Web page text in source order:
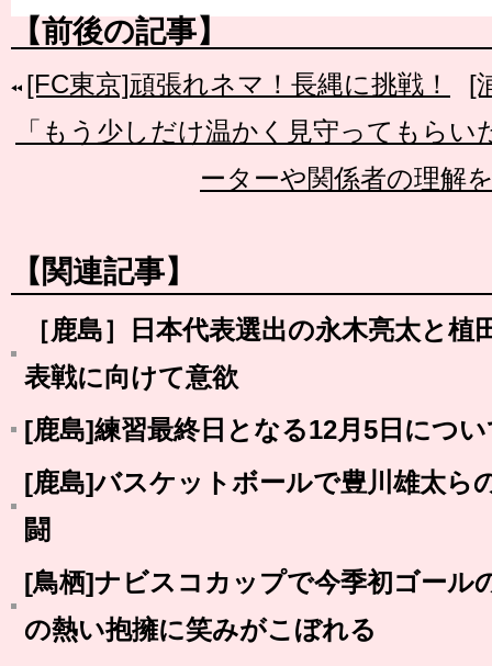
【前後の記事】
[FC東京]頑張れネマ！長縄に挑戦！
[
「もう少しだけ温かく見守ってもら
ーターや関係者の理解
【関連記事】
［鹿島］日本代表選出の永木亮太と
表戦に向けて意欲
[鹿島]練習最終日となる12月5日につ
[鹿島]バスケットボールで豊川雄太ら
闘
[鳥栖]ナビスコカップで今季初ゴール
の熱い抱擁に笑みがこぼれる